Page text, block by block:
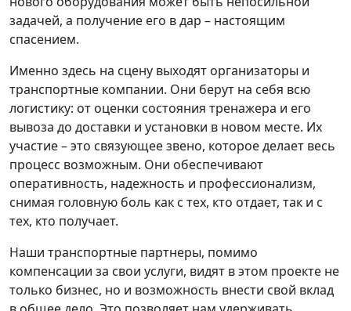
задачей, а получение его в дар – настоящим
спасением.
Именно здесь на сцену выходят организаторы и
транспортные компании. Они берут на себя всю
логистику: от оценки состояния тренажера и его
вывоза до доставки и установки в новом месте. Их
участие – это связующее звено, которое делает весь
процесс возможным. Они обеспечивают
оперативность, надежность и профессионализм,
снимая головную боль как с тех, кто отдает, так и с
тех, кто получает.
Наши транспортные партнеры, помимо
компенсации за свои услуги, видят в этом проекте не
только бизнес, но и возможность внести свой вклад